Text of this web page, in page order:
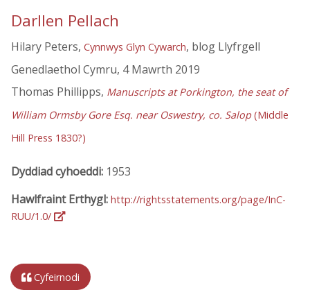
Darllen Pellach
Hilary Peters, Cynnwys Glyn Cywarch, blog Llyfrgell
Genedlaethol Cymru, 4 Mawrth 2019
Thomas Phillipps, Manuscripts at Porkington, the seat of
William Ormsby Gore Esq. near Oswestry, co. Salop(Middle
Hill Press 1830?)
Dyddiad cyhoeddi: 1953
Hawlfraint Erthygl: http://rightsstatements.org/page/InC-
RUU/1.0/
Cyfeirnodi